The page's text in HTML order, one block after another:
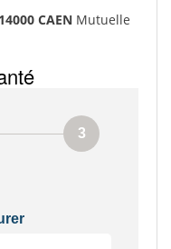
CAEN Mutuelle